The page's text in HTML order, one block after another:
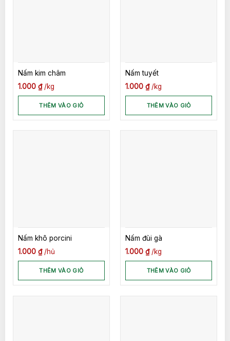
Nấm kim châm
1.000 ₫ kg
THÊM VÀO GIỎ
Nấm tuyết
1.000 ₫ kg
THÊM VÀO GIỎ
Nấm khô porcini
1.000 ₫ hủ
THÊM VÀO GIỎ
Nấm đùi gà
1.000 ₫ kg
THÊM VÀO GIỎ